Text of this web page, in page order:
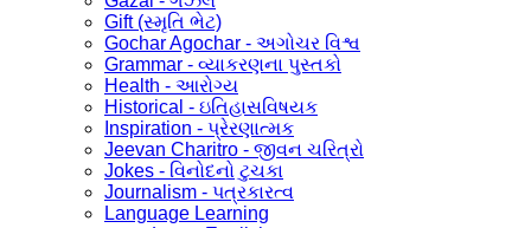
Gift (સ્મૃતિ ભેટ)
Gochar Agochar - અગોચર વિશ્વ
Grammar - વ્યાકરણના પુસ્તકો
Health - આરોગ્ય
Historical - ઇતિહાસવિષયક
Inspiration - પ્રેરણાત્મક
Jeevan Charitro - જીવન ચરિત્રો
Jokes - વિનોદનો ટુચકા
Journalism - પત્રકારત્વ
Language Learning